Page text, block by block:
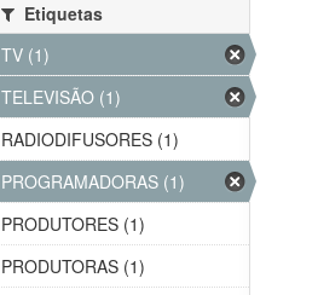
Etiquetas
TV (1)
TELEVISÃO (1)
RADIODIFUSORES (1)
PROGRAMADORAS (1)
PRODUTORES (1)
PRODUTORAS (1)